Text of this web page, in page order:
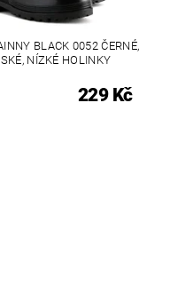
BLACK 0052 ČERNÉ,
NÍZKÉ HOLINKY
229 Kč